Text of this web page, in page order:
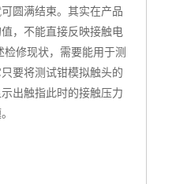
圆满结束。其实在产品
，不能直接反映接触电
修现状，需要能用于测
要将测试钳模拟触头的
出触指此时的接触压力